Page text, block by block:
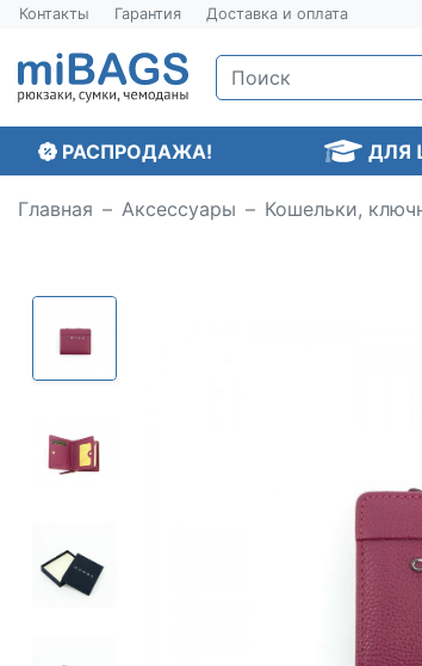
Контакты Гарантия Доставка и оплата
РАСПРОДАЖА! ДЛЯ
Главная Аксессуары Кошельки,